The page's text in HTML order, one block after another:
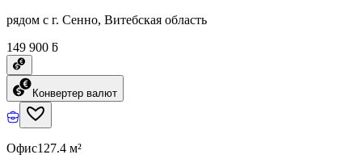
рядом с г. Сенно, Витебская область
149 900 ƃ
Конвертер валют
Офис127.4 м²